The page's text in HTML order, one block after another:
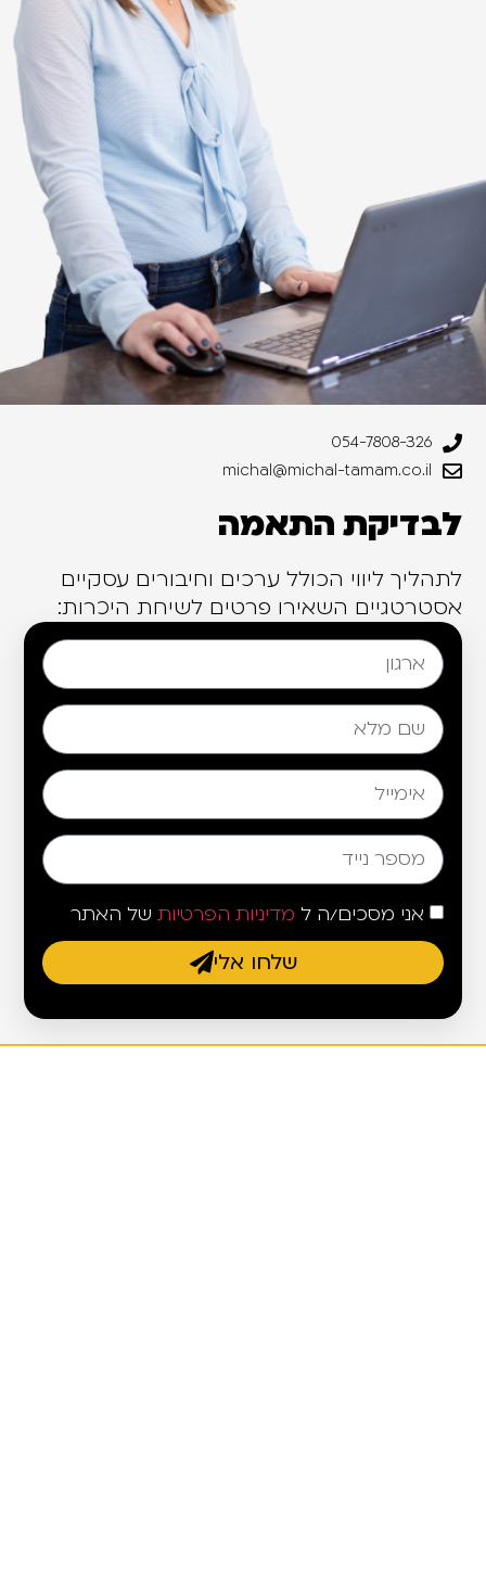
054-7808-326
michal@michal-tamam.co.il
לבדיקת התאמה
לתהליך ליווי הכולל ערכים וחיבורים עסקיים
אסטרטגיים השאירו פרטים לשיחת היכרות:
אני מסכים/ה למדיניות הפרטיותשל האתר
שלחו אלי